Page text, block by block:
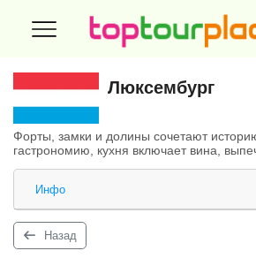
Люксембург
Форты, замки и долины сочетают
гастрономию, кухня включает вина,
Инфо
Назад